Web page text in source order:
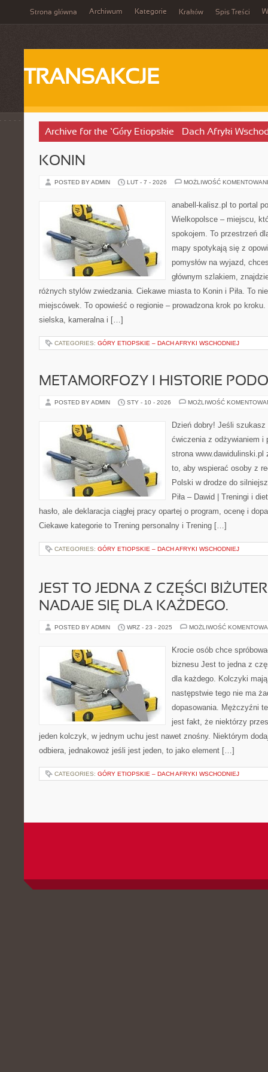
Strona główna Archiwum Kategorie Kraków Spis Treści
TRANSAKCJE
Archive for the ‘Góry Etiopskie – Dach Afryki
KONIN
POSTED BY ADMIN LUT - 7 - 2026 MOŻLIWOŚĆ
anabell-kalisz.pl to portal
Wielkopolsce – miejscu,
spokojem. To przestrzeń
mapy spotykają się z
pomysłów na wyjazd,
głównym szlakiem,
różnych stylów zwiedzania. Ciekawe miasta to Konin i Piła. To
miejscówek. To opowieść o regionie – prowadzona krok po
sielska, kameralna i […]
CATEGORIES: GÓRY ETIOPSKIE – DACH AFRYKI WSCHODNIEJ
METAMORFOZY I HISTORIE
POSTED BY ADMIN STY - 10 - 2026 MOŻLIWOŚĆ
Dzień dobry! Jeśli
ćwiczenia z odżywianiem i
strona www.dawidulinski.pl
to, aby wspierać osoby z
Polski w drodze do
Piła – Dawid | Treningi i
hasło, ale deklaracja ciągłej pracy opartej o program, ocenę i
Ciekawe kategorie to Trening personalny i Trening […]
CATEGORIES: GÓRY ETIOPSKIE – DACH AFRYKI WSCHODNIEJ
JEST TO JEDNA Z CZĘŚCI
NADAJE SIĘ DLA KAŻDEGO.
POSTED BY ADMIN WRZ - 23 - 2025 MOŻLIWOŚĆ
Krocie osób chce
biznesu Jest to jedna z
dla każdego. Kolczyki
następstwie tego nie ma
dopasowania. Mężczyźni
jest fakt, że niektórzy
jeden kolczyk, w jednym uchu jest nawet znośny. Niektórym
odbiera, jednakowoż jeśli jest jeden, to jako element […]
CATEGORIES: GÓRY ETIOPSKIE – DACH AFRYKI WSCHODNIEJ